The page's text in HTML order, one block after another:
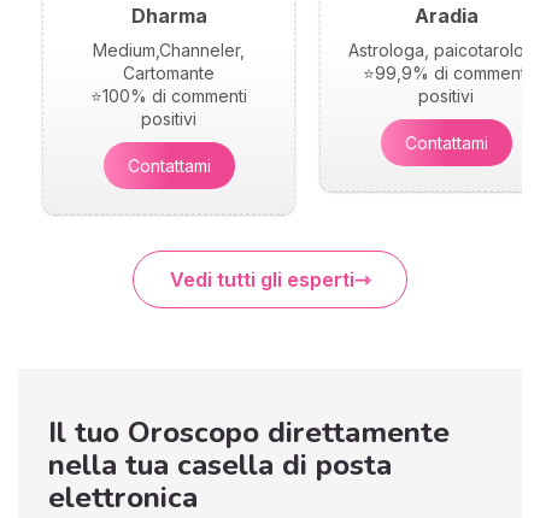
Dharma
Medium,Channeler,
Cartomante
⭐100% di commenti
positivi
Contattami
Aradia
Astrologa,
⭐99,9% di commenti
positivi
Contattami
Vedi tutti gli esperti
Il tuo Oroscopo direttamente
nella tua casella di posta
elettronica